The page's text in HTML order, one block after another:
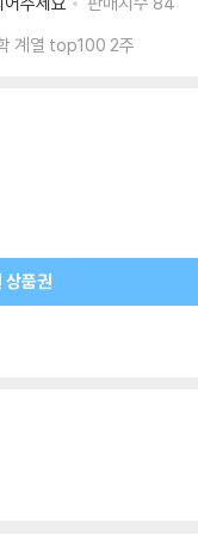
계열 top100 2주
상품권